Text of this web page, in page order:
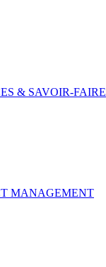
& SAVOIR-FAIRE
MANAGEMENT